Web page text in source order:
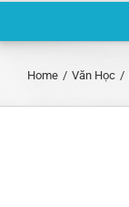
Home / Văn Học /